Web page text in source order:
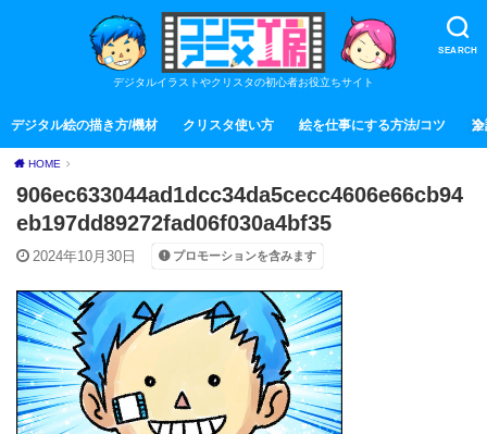
SEARCH
デジタルイラストやクリスタの初心者お役立ちサイト
デジタル絵の描き方/機材 クリスタ使い方 絵を仕事にする方法/コツ 全
HOME
906ec633044ad1dcc34da5cecc4606e66cb94
eb197dd89272fad06f030a4bf35
2024年10月30日 プロモーションを含みます